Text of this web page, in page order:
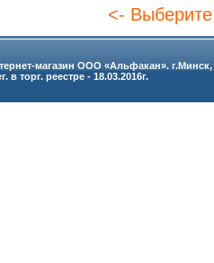
<- Выберите
магазин ООО «Альфакан».
в торг. реестре - 18.03.2016г.